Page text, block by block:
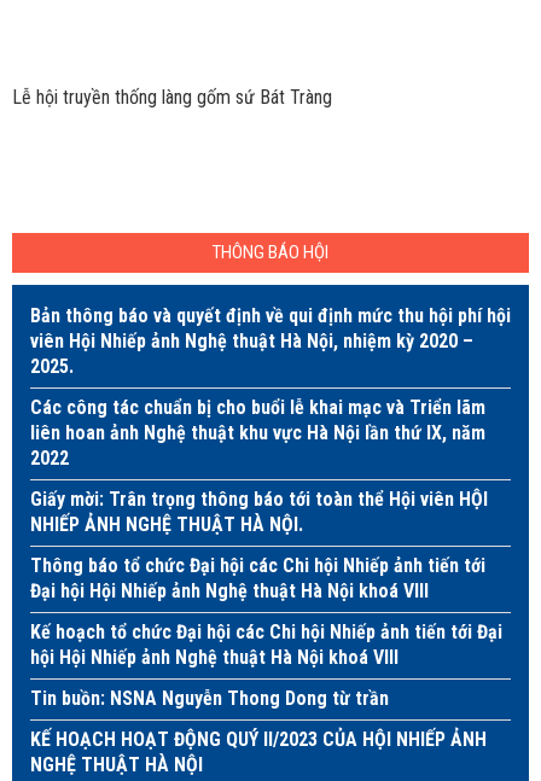
Lễ hội truyền thống làng gốm sứ Bát Tràng
THÔNG BÁO HỘI
Bản thông báo và quyết định về qui định mức thu hội phí hội
viên Hội Nhiếp ảnh Nghệ thuật Hà Nội, nhiệm kỳ 2020 –
2025.
Các công tác chuẩn bị cho buổi lễ khai mạc và Triển lãm
liên hoan ảnh Nghệ thuật khu vực Hà Nội lần thứ IX, năm
2022
Giấy mời: Trân trọng thông báo tới toàn thể Hội viên HỘI
NHIẾP ẢNH NGHỆ THUẬT HÀ NỘI.
Thông báo tổ chức Đại hội các Chi hội Nhiếp ảnh tiến tới
Đại hội Hội Nhiếp ảnh Nghệ thuật Hà Nội khoá VIII
Kế hoạch tổ chức Đại hội các Chi hội Nhiếp ảnh tiến tới Đại
hội Hội Nhiếp ảnh Nghệ thuật Hà Nội khoá VIII
Tin buồn: NSNA Nguyễn Thong Dong từ trần
KẾ HOẠCH HOẠT ĐỘNG QUÝ II/2023 CỦA HỘI NHIẾP ẢNH
NGHỆ THUẬT HÀ NỘI